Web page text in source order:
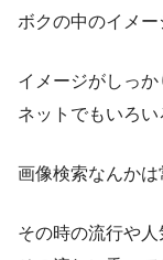
ボクの中のイメー
イメージがしっ
ネットでもいろい
画像検索なんかは
その時の流行や